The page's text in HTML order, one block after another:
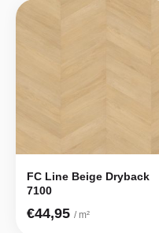
FC Line Beige Dryback
7100
€44,95 / m²